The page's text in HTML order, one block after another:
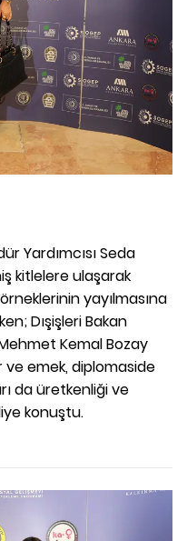
Yardımcısı Seda
kitlelere ulaşarak
yayılmasına
Dışişleri Bakan
Kemal Bozay
ve emek, diplomaside
da üretkenliği ve
konuştu.